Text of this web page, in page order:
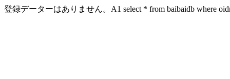
登録データーはありません。A1 select * from baibaidb where